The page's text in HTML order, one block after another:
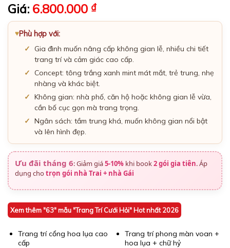
Giá: 6.800.000 ₫
Phù hợp với:
Gia đình muốn nâng cấp không gian lễ, nhiều chi tiết
trang trí và cảm giác cao cấp.
Concept: tông trắng xanh mint mát mắt, trẻ trung, nhẹ
nhàng và khác biệt.
Không gian: nhà phố, căn hộ hoặc không gian lễ vừa,
cần bố cục gọn mà trang trọng.
Ngân sách: tầm trung khá, muốn không gian nổi bật
và lên hình đẹp.
Ưu đãi tháng 6:Giảm giá5-10%khi book2 gói gia tiên. Áp
dụng chotrọn gói nhà Trai + nhà Gái
Xem thêm "63" mẫu "Trang Trí Cưới Hỏi" Hot nhất 2026
Trang trí cổng hoa lụa cao
cấp
Trang trí phong màn voan +
hoa lụa + chữ hỷ